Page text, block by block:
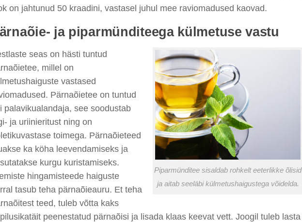
on jahtunud 50 kraadini, vastasel juhul mee raviomadused kaovad.
ja piparmünditeega külmetuse vastu
Piparmünditee sisaldab rohkelt eeterlikke õlisid
ja aitab seeläbi külmetushaigustega võidelda.
seas on hästi tuntud
millel on
vastased
Pärnaõietee on tuntud
palavikualandaja, see soodustab
ja uriinieritust ning on
toimega. Pärnaõieteed
ka köha leevendamiseks ja
kurgu kuristamiseks.
hingamisteede haiguste
tasub teha pärnaõieauru. Et teha
teed, tuleb võtta kaks
peenestatud pärnaõisi ja lisada klaas keevat vett. Joogil tuleb lasta